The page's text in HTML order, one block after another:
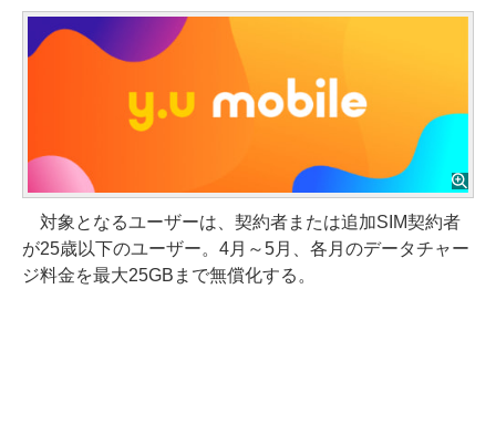
対象となるユーザーは、契約者または追加SIM契約者
が25歳以下のユーザー。4月～5月、各月のデータチャー
ジ料金を最大25GBまで無償化する。